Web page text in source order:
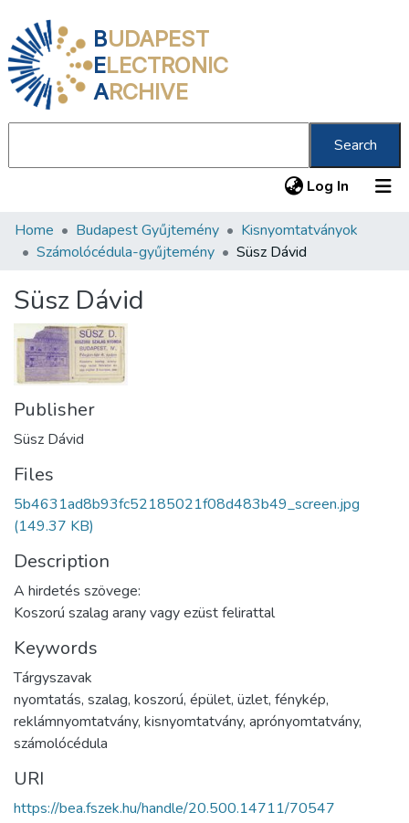
BUDAPEST
ELECTRONIC
ARCHIVE
Search
Log In (current)
Communities & Collections
Statistics
About us
Home Budapest Gyűjtemény
Kisnyomtatványok
Számolócédula-gyűjtemény
Süsz Dávid
Süsz Dávid
Publisher
Süsz Dávid
Files
5b4631ad8b93fc52185021f08d483b49_screen.jpg
(149.37 KB)
Description
A hirdetés szövege:
Koszorú szalag arany vagy ezüst felirattal
Keywords
Tárgyszavak
nyomtatás, szalag, koszorú, épület, üzlet, fénykép,
reklámnyomtatvány, kisnyomtatvány, aprónyomtatvány,
számolócédula
URI
https://bea.fszek.hu/handle/20.500.14711/70547